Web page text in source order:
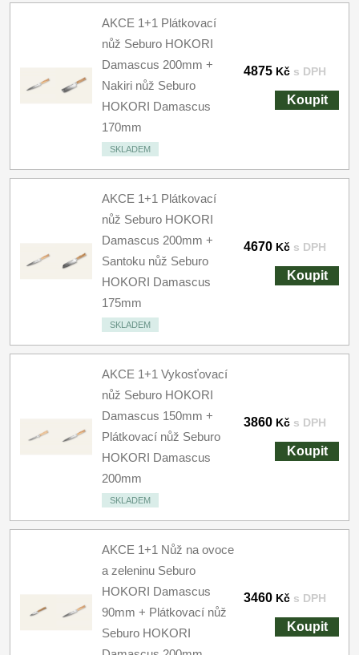
AKCE 1+1 Plátkovací
nůž Seburo HOKORI
Damascus 200mm +
Nakiri nůž Seburo
HOKORI Damascus
170mm
SKLADEM
4875 Kč s DPH
Koupit
AKCE 1+1 Plátkovací
nůž Seburo HOKORI
Damascus 200mm +
Santoku nůž Seburo
HOKORI Damascus
175mm
SKLADEM
4670 Kč s DPH
Koupit
AKCE 1+1 Vykosťovací
nůž Seburo HOKORI
Damascus 150mm +
Plátkovací nůž Seburo
HOKORI Damascus
200mm
SKLADEM
3860 Kč s DPH
Koupit
AKCE 1+1 Nůž na ovoce
a zeleninu Seburo
HOKORI Damascus
90mm + Plátkovací nůž
Seburo HOKORI
3460 Kč s DPH
Koupit